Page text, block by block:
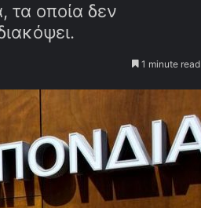
τα οποία δεν
1 minute read